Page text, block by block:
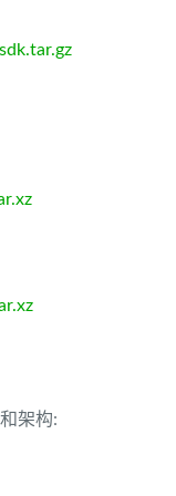
架构: